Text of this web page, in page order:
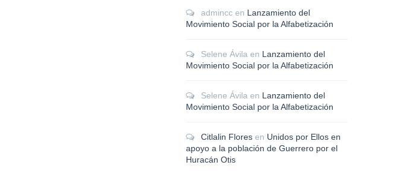
admincc en Lanzamiento del
Movimiento Social por la Alfabetización
Selene Ávila en Lanzamiento del
Movimiento Social por la Alfabetización
Selene Ávila en Lanzamiento del
Movimiento Social por la Alfabetización
Citlalin Flores en Unidos por Ellos en
apoyo a la población de Guerrero por el
Huracán Otis